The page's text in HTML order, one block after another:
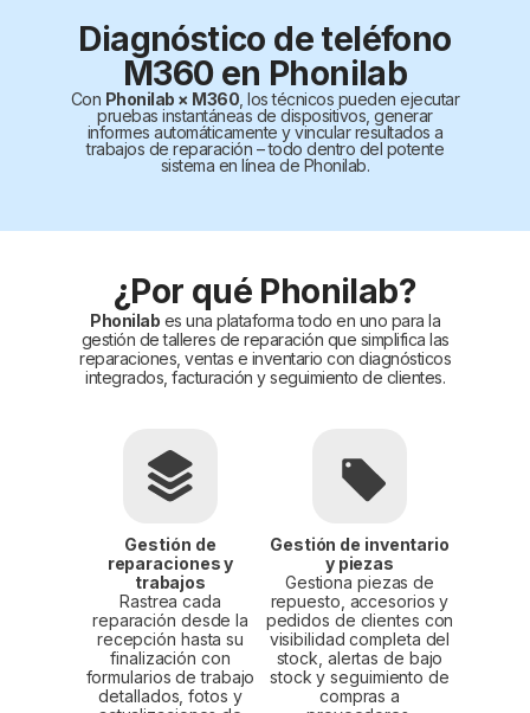
Diagnóstico de teléfono
M360 en Phonilab
Con Phonilab × M360 , los técnicos pueden ejecutar
pruebas instantáneas de dispositivos, generar
informes automáticamente y vincular resultados a
trabajos de reparación – todo dentro del potente
sistema en línea de Phonilab.
¿Por qué Phonilab?
Phonilab es una plataforma todo en uno para la
gestión de talleres de reparación que simplifica las
reparaciones, ventas e inventario con diagnósticos
integrados, facturación y seguimiento de clientes.
Gestión de
reparaciones y
trabajos
Rastrea cada
reparación desde la
recepción hasta su
finalización con
formularios de trabajo
detallados, fotos y
Gestión de inventario
y piezas
Gestiona piezas de
repuesto, accesorios y
pedidos de clientes con
visibilidad completa del
stock, alertas de bajo
stock y seguimiento de
compras a